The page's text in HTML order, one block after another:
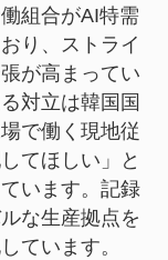
組合がAI特需
り、ストライ
が高まってい
対立は韓国国
で働く現地従
てほしい」と
います。記録
な生産拠点を
ています。